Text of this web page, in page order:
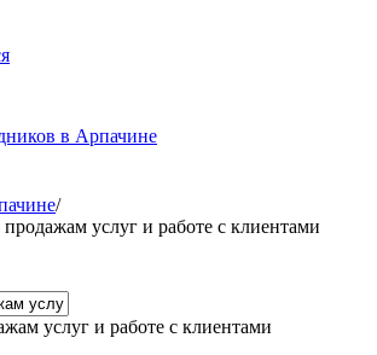
в Арпачине
/
услуг и работе с клиентами
услуг и работе с клиентами